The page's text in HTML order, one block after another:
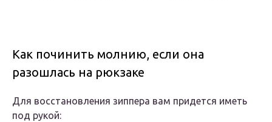
Как починить молнию, если она
разошлась на рюкзаке
Для восстановления зиппера вам придется иметь
под рукой: